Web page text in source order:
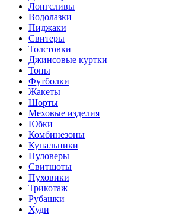
Лонгсливы
Водолазки
Пиджаки
Свитеры
Толстовки
Джинсовые куртки
Топы
Футболки
Жакеты
Шорты
Меховые изделия
Юбки
Комбинезоны
Купальники
Пуловеры
Свитшоты
Пуховики
Трикотаж
Рубашки
Худи